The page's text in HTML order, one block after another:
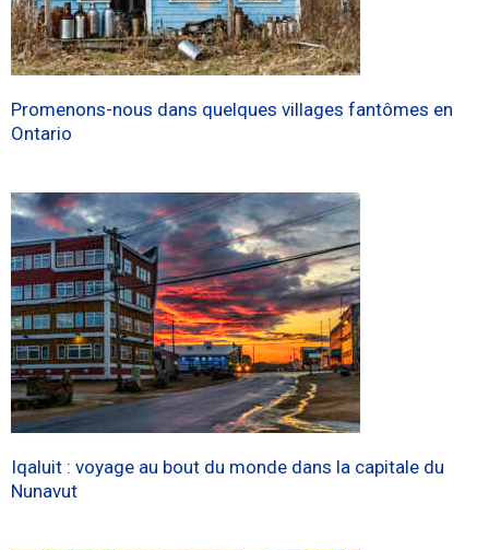
Promenons-nous dans quelques villages fantômes en
Ontario
Iqaluit : voyage au bout du monde dans la capitale du
Nunavut